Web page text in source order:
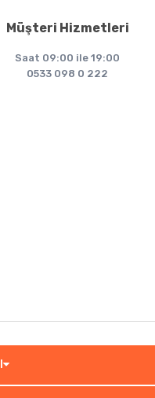
Müşteri Hizmetleri
Saat 09:00 ile 19:00
0533 098 0 222